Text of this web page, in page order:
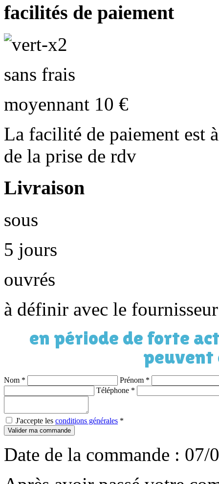
facilités de paiement
sans frais
moyennant 10 €
La facilité de paiement est
de la prise de rdv
Livraison
sous
5 jours
ouvrés
à définir avec le
en période de forte
peuvent
Nom * Prénom *
Téléphone *
J'accepte les conditions générales *
Valider ma commande
Date de la commande : 07/